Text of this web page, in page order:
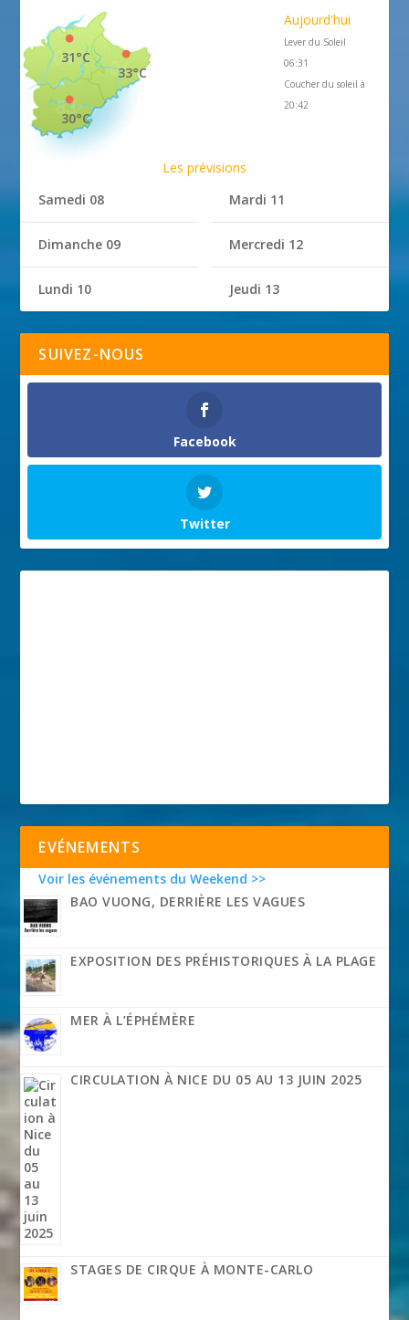
33°C
31°C
30°C
Aujourd'hui
Lever du Soleil
06:31
Coucher du soleil à
20:42
Les prévisions
Samedi 08
Dimanche 09
Lundi 10
Mardi 11
Mercredi 12
Jeudi 13
SUIVEZ-NOUS
Facebook
Twitter
EVÉNEMENTS
Voir les événements du Weekend >>
BAO VUONG, DERRIÈRE LES VAGUES
EXPOSITION DES PRÉHISTORIQUES À LA PLAGE
MER À L’ÉPHÉMÈRE
CIRCULATION À NICE DU 05 AU 13 JUIN 2025
STAGES DE CIRQUE À MONTE-CARLO